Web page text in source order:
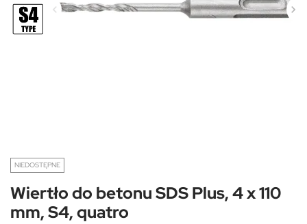
NIEDOSTĘPNE
Wiertło do betonu SDS Plus, 4 x 110
mm, S4, quatro